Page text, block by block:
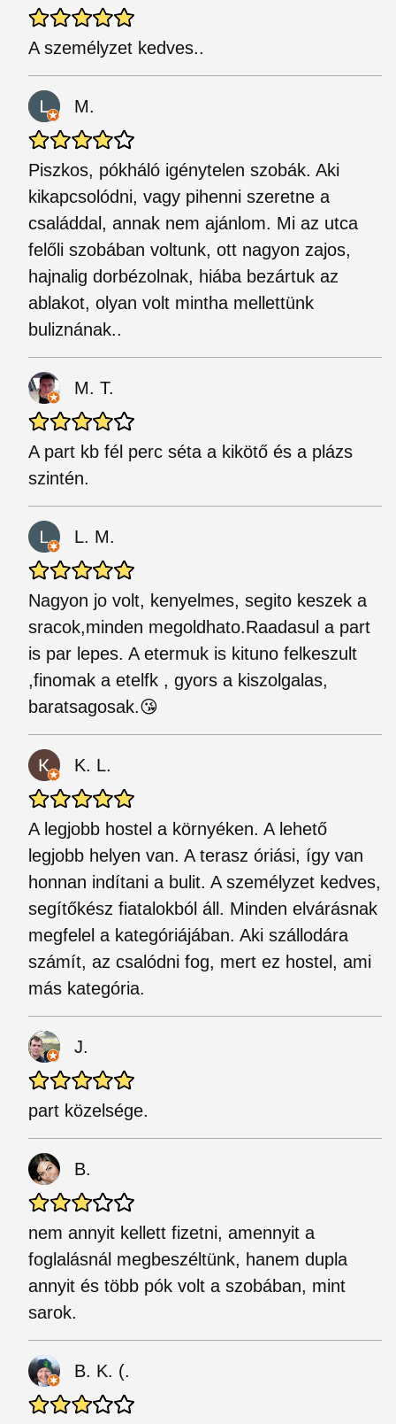
A személyzet kedves..
M.
Piszkos, pókháló igénytelen szobák. Aki
kikapcsolódni, vagy pihenni szeretne a
családdal, annak nem ajánlom. Mi az utca
felőli szobában voltunk, ott nagyon zajos,
hajnalig dorbézolnak, hiába bezártuk az
ablakot, olyan volt mintha mellettünk
buliznának..
M. T.
A part kb fél perc séta a kikötő és a plázs
szintén.
L. M.
Nagyon jo volt, kenyelmes, segito keszek a
sracok,minden megoldhato.Raadasul a part
is par lepes. A etermuk is kituno felkeszult
,finomak a etelfk , gyors a kiszolgalas,
baratsagosak.😘
K. L.
A legjobb hostel a környéken. A lehető
legjobb helyen van. A terasz óriási, így van
honnan indítani a bulit. A személyzet kedves,
segítőkész fiatalokból áll. Minden elvárásnak
megfelel a kategóriájában. Aki szállodára
számít, az csalódni fog, mert ez hostel, ami
más kategória.
J.
part közelsége.
B.
nem annyit kellett fizetni, amennyit a
foglalásnál megbeszéltünk, hanem dupla
annyit és több pók volt a szobában, mint
sarok.
B. K. (.